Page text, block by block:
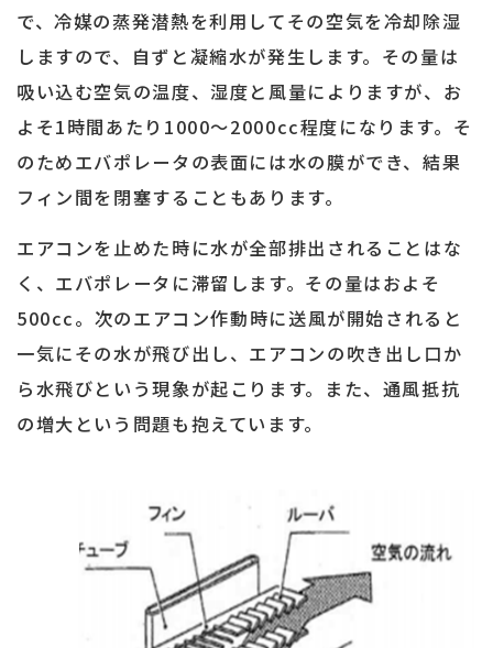
で、冷媒の蒸発潜熱を利用してその空気を冷却除湿
しますので、自ずと凝縮水が発生します。その量は
吸い込む空気の温度、湿度と風量によりますが、お
よそ1時間あたり1000～2000cc程度になります。そ
のためエバポレータの表面には水の膜ができ、結果
フィン間を閉塞することもあります。
エアコンを止めた時に水が全部排出されることはな
く、エバポレータに滞留します。その量はおよそ
500cc。次のエアコン作動時に送風が開始されると
一気にその水が飛び出し、エアコンの吹き出し口か
ら水飛びという現象が起こります。また、通風抵抗
の増大という問題も抱えています。